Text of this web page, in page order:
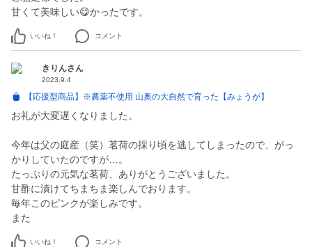
甘くて美味しい😋かったです。
いいね！ コメント
きりんさん
2023.9.4
【応援型商品】※農薬不使用 山奥の大自然で育った【みょうが】
お礼が大変遅くなりました。
今年は父の庭産（笑）茗荷の採り頃を逃してしまったので、がっ
かりしていたのですが…。
たっぷりの元気な茗荷、ありがとうございました。
甘酢に漬けてちまちま楽しんでおります。
毎年このピンクが楽しみです。
また
いいね！ コメント